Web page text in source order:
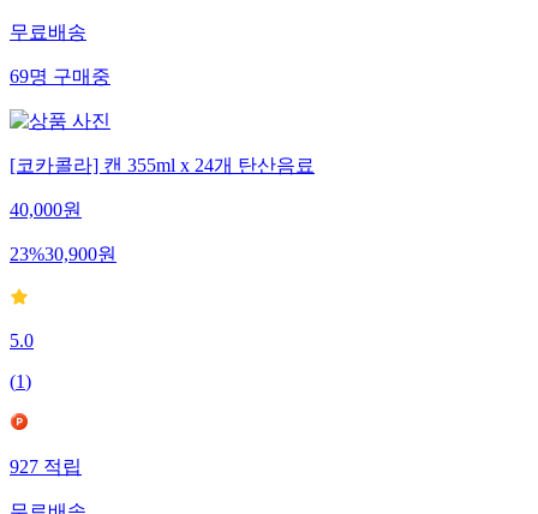
무료배송
69명 구매중
[코카콜라] 캔 355ml x 24개 탄산음료
40,000원
23%30,900원
5.0
(1)
927 적립